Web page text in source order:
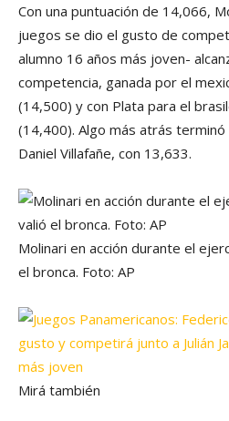
Con una puntuación de 14,066,
juegos se dio el gusto de
alumno 16 años más joven-
competencia, ganada por el
(14,500) y con Plata para el
(14,400). Algo más atrás
Daniel Villafañe, con 13,633.
Molinari en acción durante el
el bronca. Foto: AP
Mirá también